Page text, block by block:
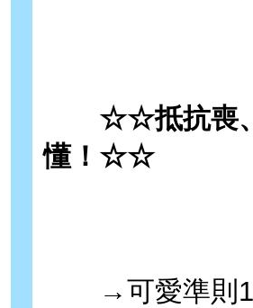
☆☆抵抗喪、
懂！☆☆
→可愛準則1